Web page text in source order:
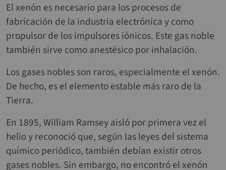
El xenón es necesario para los procesos de
fabricación de la industria electrónica y como
propulsor de los impulsores iónicos. Este gas noble
también sirve como anestésico por inhalación.
Los gases nobles son raros, especialmente el xenón.
De hecho, es el elemento estable más raro de la
Tierra.
En 1895, William Ramsey aisló por primera vez el
helio y reconoció que, según las leyes del sistema
químico periódico, también debían existir otros
gases nobles. Sin embargo, no encontró el xenón